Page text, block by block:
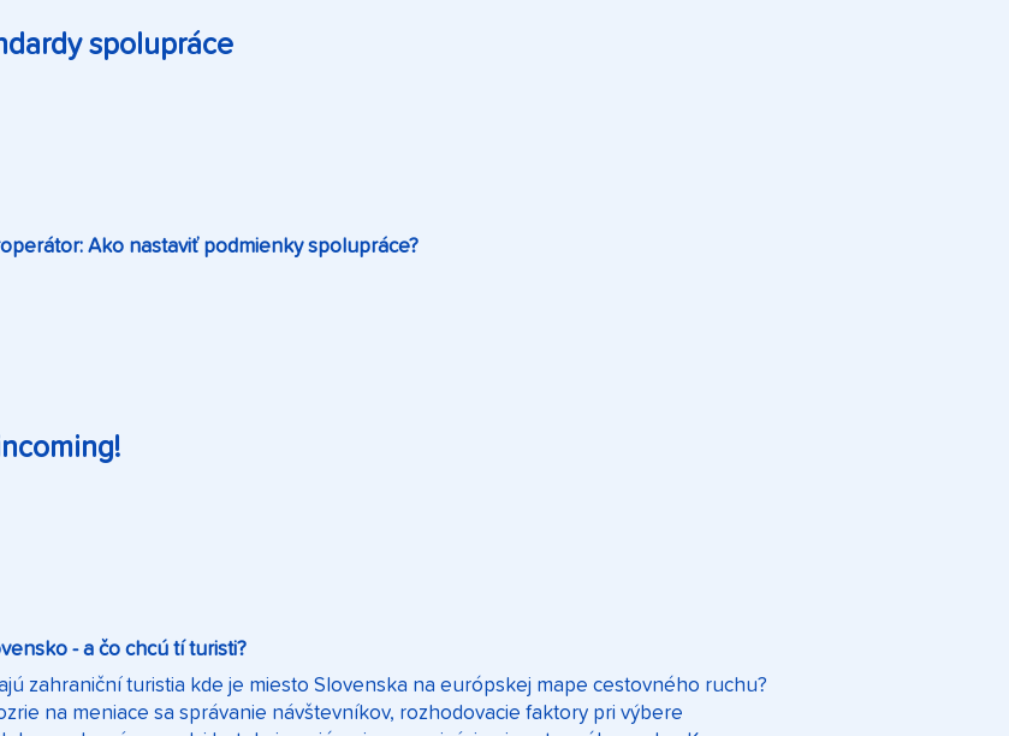
spolupráce
Ako nastaviť podmienky spolupráce?
- a čo chcú tí turisti?
zahraniční turistia kde je miesto Slovenska na európskej mape cestovného ruchu?
na meniace sa správanie návštevníkov, rozhodovacie faktory pri výbere